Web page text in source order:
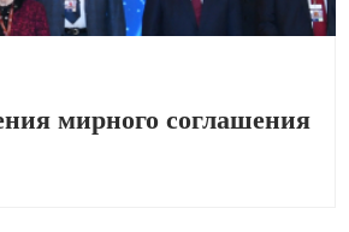
мирного соглашения